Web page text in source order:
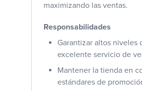
maximizando las ventas.
Responsabilidades
Garantizar altos
excelente servicio de
Mantener la tienda en
estándares de